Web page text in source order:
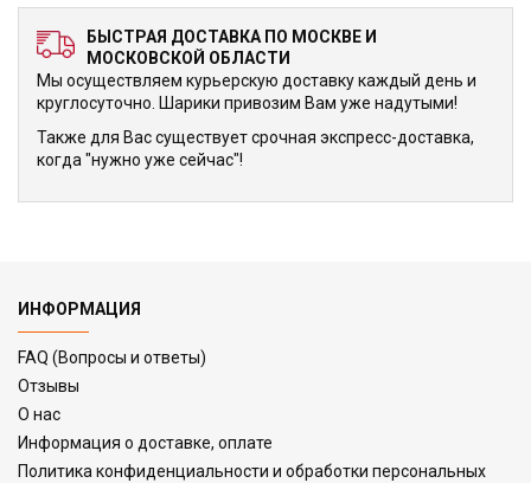
БЫСТРАЯ ДОСТАВКА ПО МОСКВЕ И
МОСКОВСКОЙ ОБЛАСТИ
Мы осуществляем курьерскую доставку каждый день и
круглосуточно. Шарики привозим Вам уже надутыми!
Также для Вас существует срочная экспресс-доставка,
когда "нужно уже сейчас"!
ИНФОРМАЦИЯ
FAQ (Вопросы и ответы)
Отзывы
О нас
Информация о доставке, оплате
Политика конфиденциальности и обработки персональных